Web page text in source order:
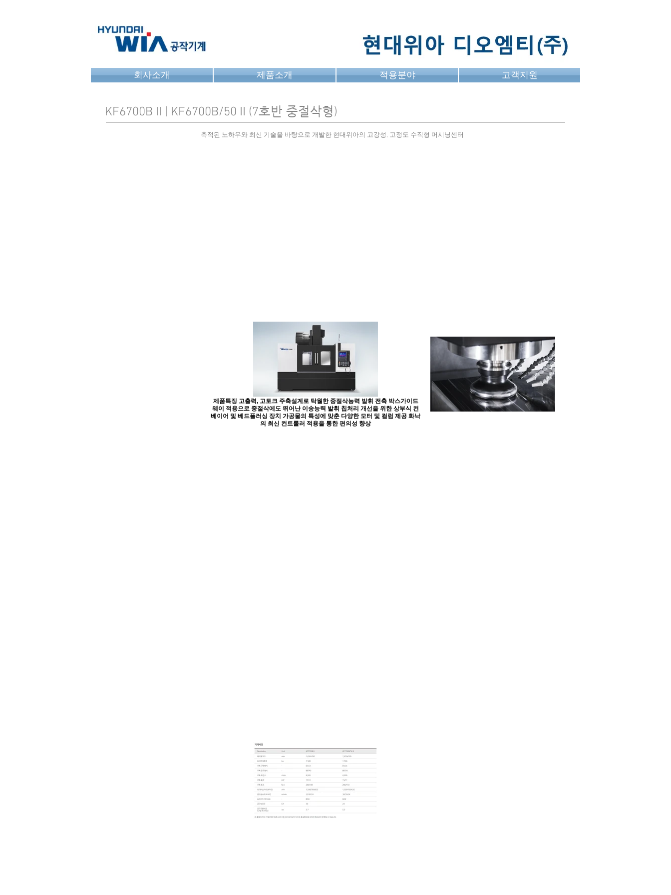
회사소개 제품소개 적용분야 고객지원
KF6700B II | KF6700B/50 II (7호반 중절삭형)
축적된 노하우와 최신 기술을 바탕으로 개발한 현대위아의 고강성, 고정도 수직형 머시닝센터
제품특징 고출력, 고토크 주축설계로 탁월한 중절삭능력 발휘 전축 박스가이드
웨이 적용으로 중절삭에도 뛰어난 이송능력 발휘 칩처리 개선을 위한 상부식 컨
베이어 및 베드플러싱 장치 가공물의 특성에 맞춘 다양한 모터 및 컬럼 제공 화낙
의 최신 컨트롤러 적용을 통한 편의성 향상